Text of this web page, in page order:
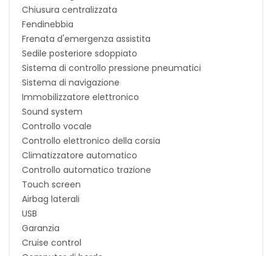
Chiusura centralizzata
Fendinebbia
Frenata d'emergenza assistita
Sedile posteriore sdoppiato
Sistema di controllo pressione pneumatici
Sistema di navigazione
Immobilizzatore elettronico
Sound system
Controllo vocale
Controllo elettronico della corsia
Climatizzatore automatico
Controllo automatico trazione
Touch screen
Airbag laterali
USB
Garanzia
Cruise control